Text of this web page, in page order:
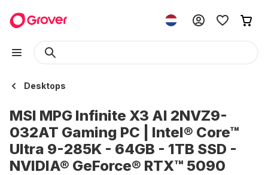
Desktops
MSI MPG Infinite X3 AI 2NVZ9-
032AT Gaming PC | Intel® Core™
Ultra 9-285K - 64GB - 1TB SSD -
NVIDIA® GeForce® RTX™ 5090